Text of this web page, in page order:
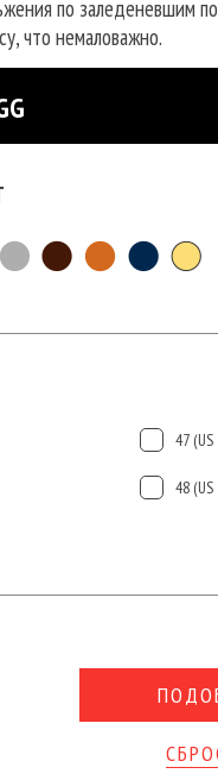
по заледеневшим
что немаловажно.
47 (US
48 (US